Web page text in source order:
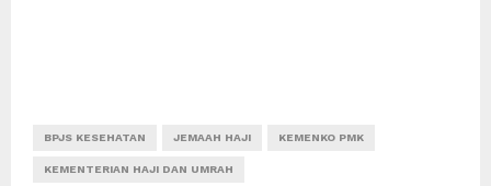
BPJS KESEHATAN JEMAAH HAJI KEMENKO PMK
KEMENTERIAN HAJI DAN UMRAH